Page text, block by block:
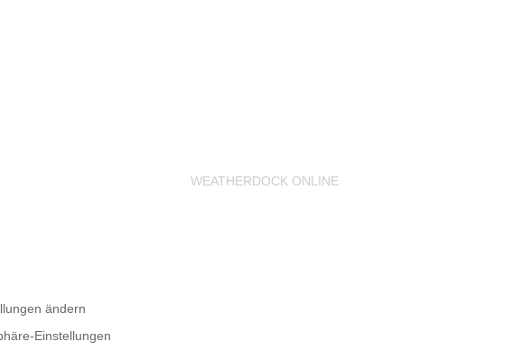
ändern
Einstellungen
WEATHERDOCK ONLINE